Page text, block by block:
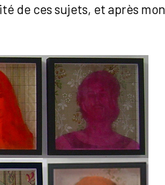
de ces sujets, et après